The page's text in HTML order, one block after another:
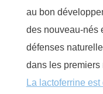
au bon
des nouveau-nés
défenses
dans les premiers
La lactoferrine